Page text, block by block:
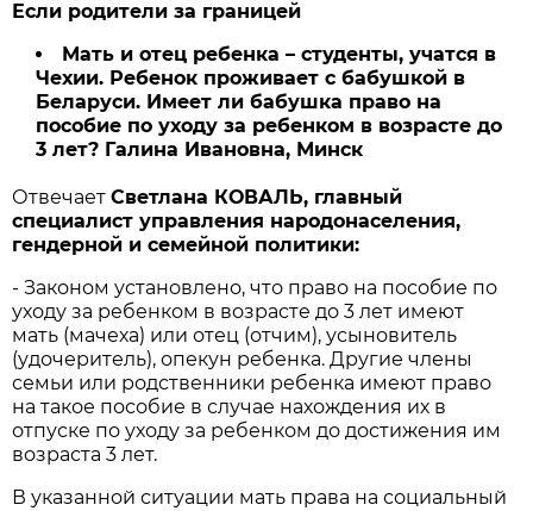
Если родители за границей
Мать и отец ребенка – студенты, учатся в
Чехии. Ребенок проживает с бабушкой в
Беларуси. Имеет ли бабушка право на
пособие по уходу за ребенком в возрасте до
3 лет? Галина Ивановна, Минск
ОтвечаетСветлана КОВАЛЬ, главный
специалист управления народонаселения,
гендерной и семейной политики:
- Законом установлено, что право на пособие по
уходу за ребенком в возрасте до 3 лет имеют
мать (мачеха) или отец (отчим), усыновитель
(удочеритель), опекун ребенка. Другие члены
семьи или родственники ребенка имеют право
на такое пособие в случае нахождения их в
отпуске по уходу за ребенком до достижения им
возраста 3 лет.
В указанной ситуации мать права на социальный